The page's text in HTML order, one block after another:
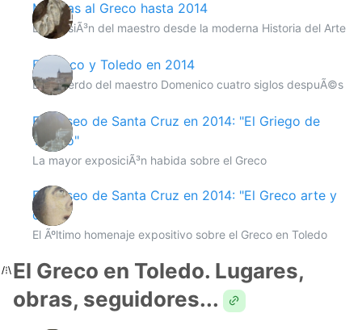
Miradas al Greco hasta 2014
La revisiÃ³n del maestro desde la moderna Historia del Arte
El Greco y Toledo en 2014
El recuerdo del maestro Domenico cuatro siglos despuÃ©s
El Museo de Santa Cruz en 2014: "El Griego de
Toledo"
La mayor exposiciÃ³n habida sobre el Greco
El Museo de Santa Cruz en 2014: "El Greco arte y
oficio"
El Ãºltimo homenaje expositivo sobre el Greco en Toledo
El Greco en Toledo. Lugares,
obras, seguidores...